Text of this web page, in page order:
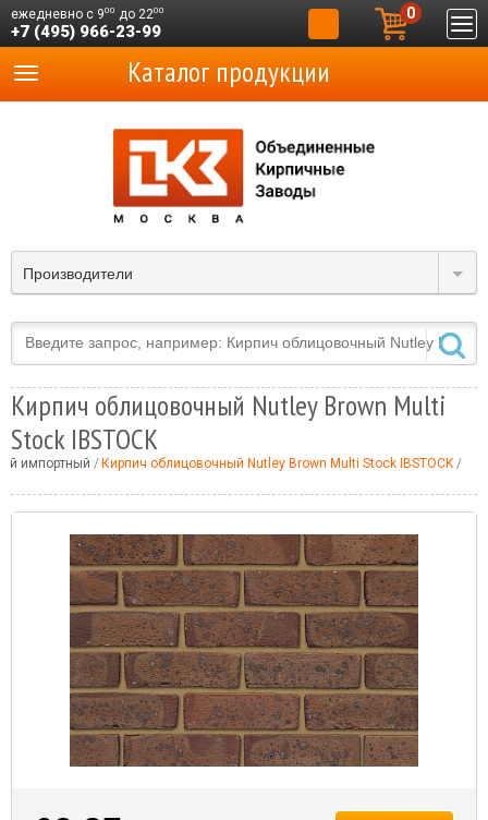
ежедневно с 900 до 2200
+7 (495) 966-23-99
0
Производители
Каталог продукции
Кирпич облицовочный Nutley Brown Multi
Stock IBSTOCK
импортный Кирпич облицовочный Nutley Brown Multi Stock IBSTOCK